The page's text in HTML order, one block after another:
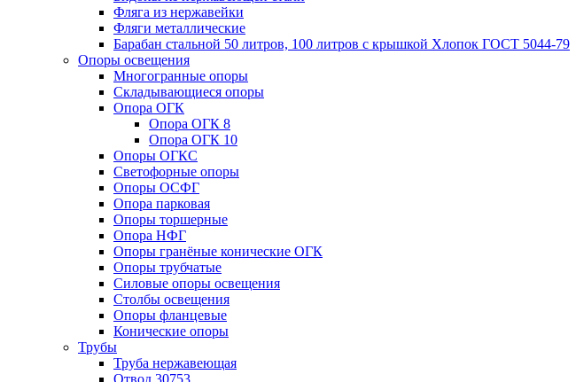
Фляга из нержавейки
Фляги металлические
Барабан стальной 50 литров, 100 литров с крышкой Хлопок ГОСТ 5044-79
Опоры освещения
Многогранные опоры
Складывающиеся опоры
Опора ОГК
Опора ОГК 8
Опора ОГК 10
Опоры ОГКС
Светофорные опоры
Опоры ОСФГ
Опора парковая
Опоры торшерные
Опора НФГ
Опоры гранёные конические ОГК
Опоры трубчатые
Силовые опоры освещения
Столбы освещения
Опоры фланцевые
Конические опоры
Трубы
Труба нержавеющая
Отвод 30753